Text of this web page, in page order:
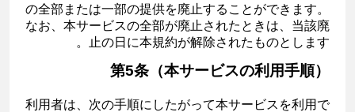
の全部または一部の提供を廃止することができます。
なお、本サービスの全部が廃止されたときは、当該廃
止の日に本規約が解除されたものとします。
第5条（本サービスの利用手順）
利用者は、次の手順にしたがって本サービスを利用で